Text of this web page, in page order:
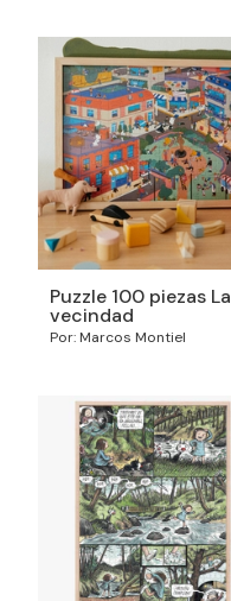
Puzzle 100 piezas La
vecindad
Por: Marcos Montiel